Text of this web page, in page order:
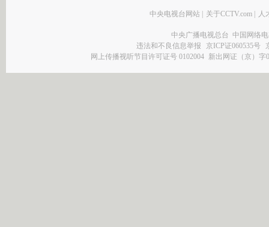
中央电视台网站 关于CCTV.com 人
中央广播电视总台 中国网络
违法和不良信息举报
京ICP证060535号
网上传播视听节目许可证号 0102004 新出网证（京）